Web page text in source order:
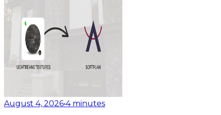
August 4, 2026•4 minutes